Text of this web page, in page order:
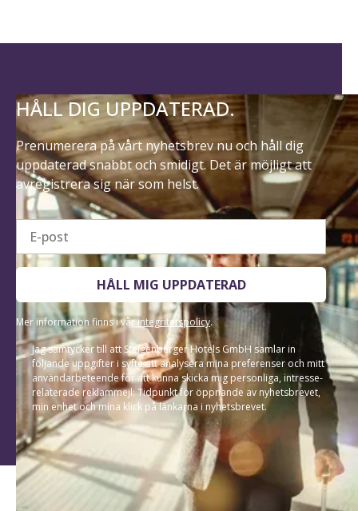
HÅLL DIG UPPDATERAD.
Prenumerera på vårt nyhetsbrev nu och håll dig
uppdaterad snabbt och smidigt. Det är möjligt att
avregistrera sig när som helst.
E-post
HÅLL MIG UPPDATERAD
Mer information finns i vårintegritetspolicy.
Jag samtycker till att Steigenberger Hotels GmbH samlar in
följande uppgifter i syfte att analysera mina preferenser och mitt
användarbeteende för att kunna skicka mig personliga, intresse-
relaterade reklammejl: Tidpunkt för öppnande av nyhetsbrevet,
min enhet och mina klick på länkarna i nyhetsbrevet.